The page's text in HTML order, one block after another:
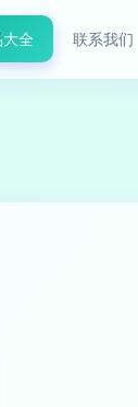
大全 联系我们